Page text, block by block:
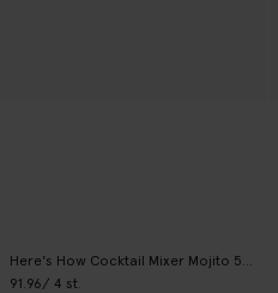
91.96 / 4 st.